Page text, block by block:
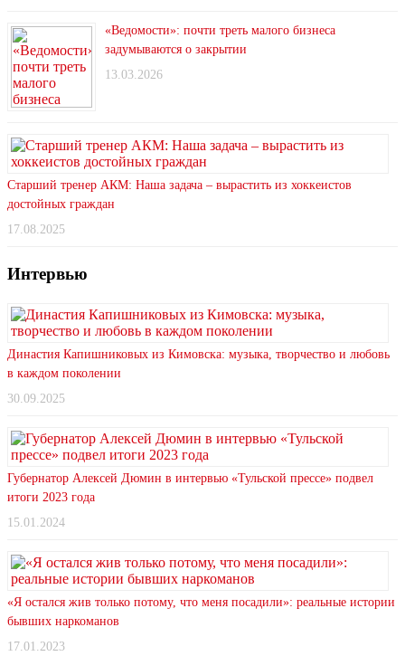
«Ведомости»: почти треть малого бизнеса
задумываются о закрытии
13.03.2026
Старший тренер АКМ: Наша задача – вырастить из хоккеистов
достойных граждан
17.08.2025
Интервью
Династия Капишниковых из Кимовска: музыка, творчество и любовь
в каждом поколении
30.09.2025
Губернатор Алексей Дюмин в интервью «Тульской прессе» подвел
итоги 2023 года
15.01.2024
«Я остался жив только потому, что меня посадили»: реальные истории
бывших наркоманов
17.01.2023